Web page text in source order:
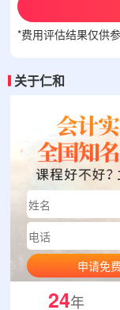
*费用评估结果仅供
关于仁和
申请免
24年